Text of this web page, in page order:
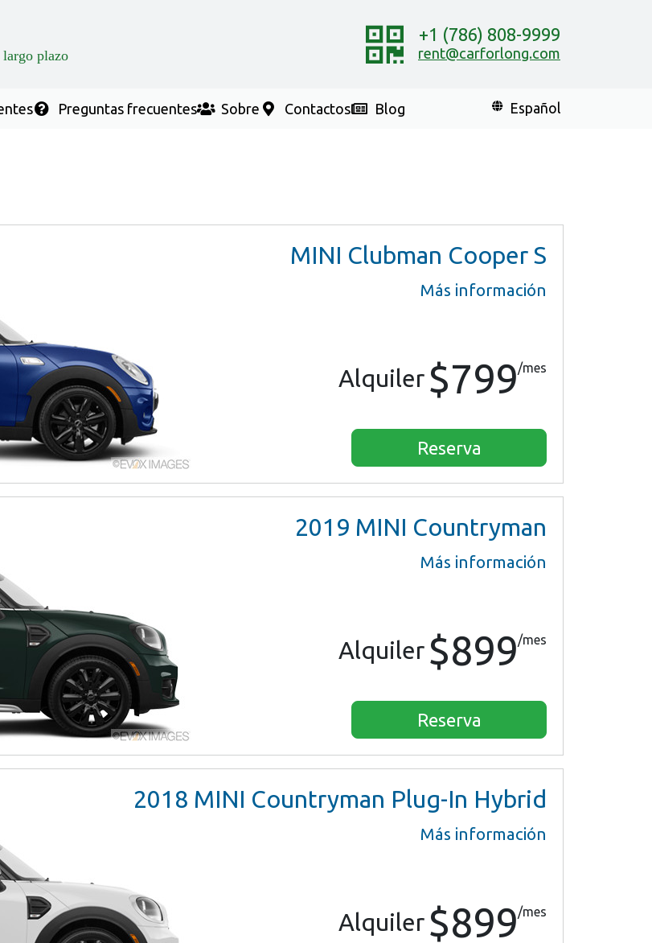
plazo
+1 (786) 808-9999
rent@carforlong.com
Preguntas frecuentes Sobre Contactos Blog Español
MINI Clubman Cooper S
Más información
Alquiler $799/mes
Reserva
2019 MINI Countryman
Más información
Alquiler $899/mes
Reserva
2018 MINI Countryman Plug-In Hybrid
Más información
Alquiler $899/mes